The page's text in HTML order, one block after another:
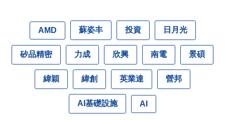
AMD 蘇姿丰 投資 日月光
矽品精密 力成 欣興 南電 景碩
緯穎 緯創 英業達 營邦
AI基礎設施 AI